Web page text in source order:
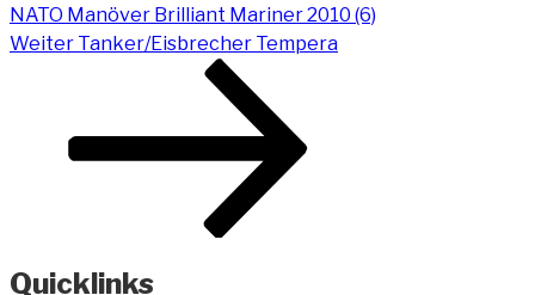
NATO Manöver Brilliant Mariner 2010 (6)
Nächster
Weiter Tanker/Eisbrecher Tempera
Quicklinks